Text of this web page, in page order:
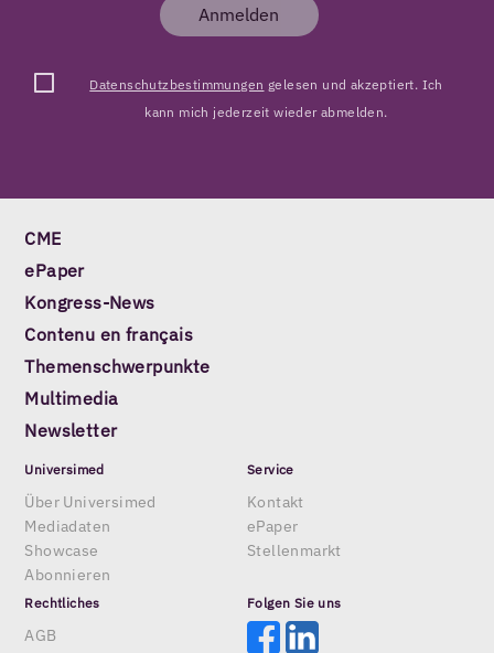
Anmelden
Datenschutzbestimmungen gelesen und akzeptiert. Ich
kann mich jederzeit wieder abmelden.
CME
ePaper
Kongress-News
Contenu en français
Themenschwerpunkte
Multimedia
Newsletter
Universimed
Über Universimed
Mediadaten
Showcase
Abonnieren
Service
Kontakt
ePaper
Stellenmarkt
Rechtliches
AGB
Folgen Sie uns